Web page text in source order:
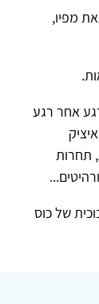
מפיו,
אחר רגע
תחרות
של כוס